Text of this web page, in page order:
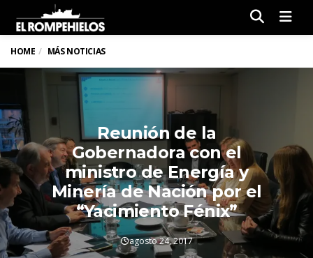
HOME MÁS NOTICIAS
Reunión de la
Gobernadora con el
ministro de Energía y
Minería de Nación por el
“Yacimiento Fénix”
agosto 24, 2017